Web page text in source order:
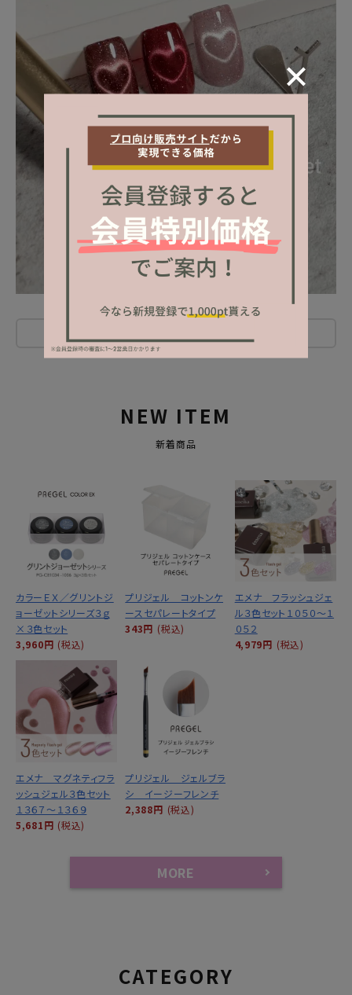
NEW ITEM
新着商品
カラーＥＸ／グリントジ
ョーゼットシリーズ３ｇ
×３色セット
3,960円 (税込)
プリジェル コットンケ
ースセパレートタイプ
343円 (税込)
エメナ フラッシュジェ
ル３色セット１０５０～１
０５２
4,979円 (税込)
エメナ マグネティフラ
ッシュジェル３色セット
１３６７～１３６９
5,681円 (税込)
プリジェル ジェルブラ
シ イージーフレンチ
2,388円 (税込)
MORE
CATEGORY